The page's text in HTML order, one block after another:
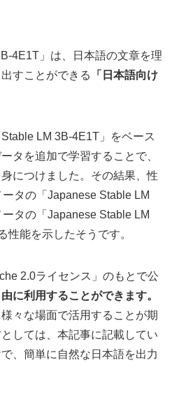
4E1T」は、日本語の文章を理
すことができる
「日本語向け
LM 3B-4E1T」をベース
タを追加で学習することで、
につけました。その結果、性
タの「Japanese Stable LM
タの「Japanese Stable LM
性能を示したそうです。
2.0ライセンス」のもとで公
に利用することができます。
々な場面で活用することが期
しては、本記事に記載してい
、簡単に自然な日本語を出力